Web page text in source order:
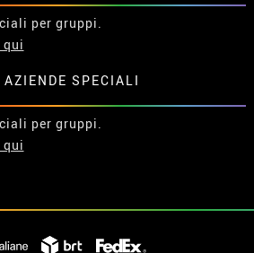
per gruppi.
AZIENDE SPECIALI
per gruppi.